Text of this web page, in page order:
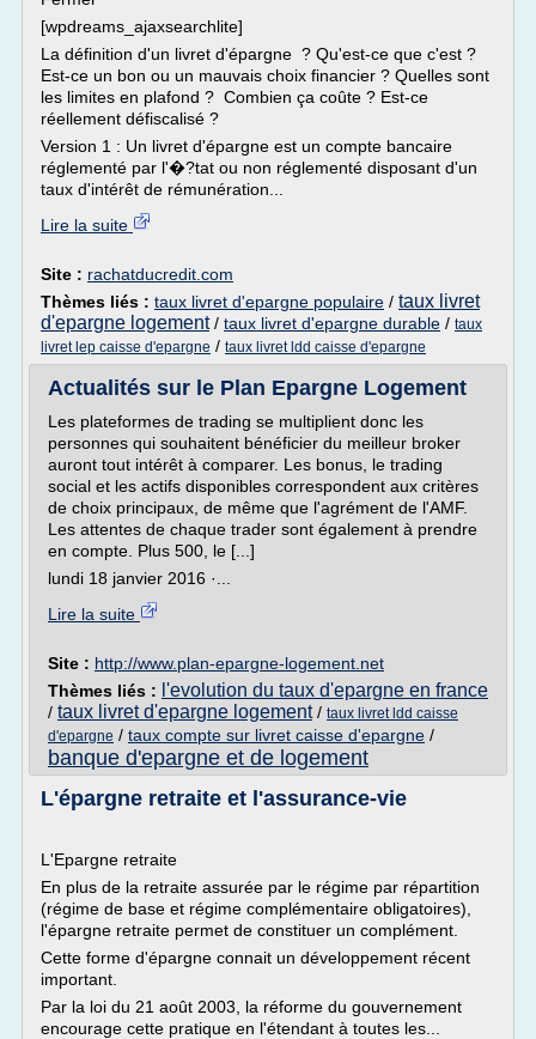
[wpdreams_ajaxsearchlite]
La définition d'un livret d'épargne ? Qu'est-ce que c'est ?
Est-ce un bon ou un mauvais choix financier ? Quelles sont
les limites en plafond ? Combien ça coûte ? Est-ce
réellement défiscalisé ?
Version 1 : Un livret d'épargne est un compte bancaire
réglementé par l'�?tat ou non réglementé disposant d'un
taux d'intérêt de rémunération...
Lire la suite
Site : rachatducredit.com
Thèmes liés : taux livret d'epargne populaire / taux livret
d'epargne logement/ taux livret d'epargne durable / taux
livret lep caisse d'epargne / taux livret ldd caisse d'epargne
Actualités sur le Plan Epargne Logement
Les plateformes de trading se multiplient donc les
personnes qui souhaitent bénéficier du meilleur broker
auront tout intérêt à comparer. Les bonus, le trading
social et les actifs disponibles correspondent aux critères
de choix principaux, de même que l'agrément de l'AMF.
Les attentes de chaque trader sont également à prendre
en compte. Plus 500, le [...]
lundi 18 janvier 2016 ·...
Lire la suite
Site : http://www.plan-epargne-logement.net
Thèmes liés : l'evolution du taux d'epargne en france
/ taux livret d'epargne logement/ taux livret ldd caisse
d'epargne / taux compte sur livret caisse d'epargne /
banque d'epargne et de logement
L'épargne retraite et l'assurance-vie
L'Epargne retraite
En plus de la retraite assurée par le régime par répartition
(régime de base et régime complémentaire obligatoires),
l'épargne retraite permet de constituer un complément.
Cette forme d'épargne connait un développement récent
important.
Par la loi du 21 août 2003, la réforme du gouvernement
encourage cette pratique en l'étendant à toutes les...